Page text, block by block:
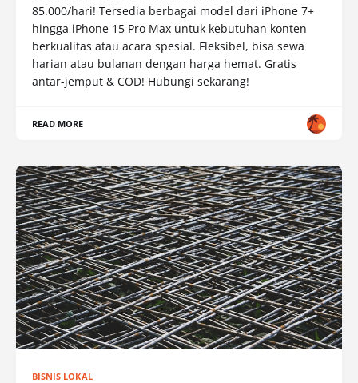
85.000/hari! Tersedia berbagai model dari iPhone 7+
hingga iPhone 15 Pro Max untuk kebutuhan konten
berkualitas atau acara spesial. Fleksibel, bisa sewa
harian atau bulanan dengan harga hemat. Gratis
antar-jemput & COD! Hubungi sekarang!
READ MORE
BISNIS LOKAL